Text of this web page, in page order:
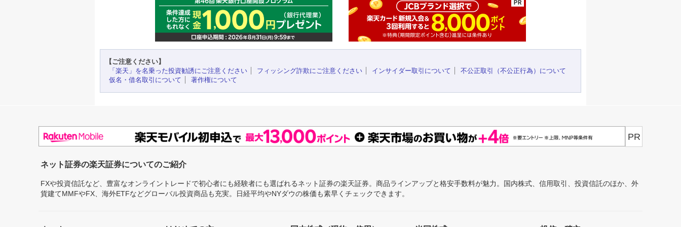
【ご注意ください】
「楽天」を名乗った投資勧誘にご注意ください
フィッシング詐欺にご注意ください インサイダー取引について
不公正取引（不公正行為）について
仮名・借名取引について
著作権について
PR
ネット証券の楽天証券についてのご紹介
FXや投資信託など、豊富なオンライントレードで初心者にも経験者にも選ばれるネット証券の楽天証券。商品ラインアップと格安手数料が魅力。国内株式、信用取引、投資信託のほか、外
貨建てMMFやFX、海外ETFなどグローバル投資商品も充実。日経平均やNYダウの株価も素早くチェックできます。